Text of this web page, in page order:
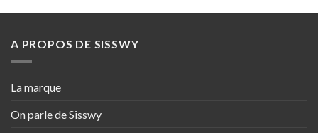
A PROPOS DE SISSWY
La marque
On parle de Sisswy